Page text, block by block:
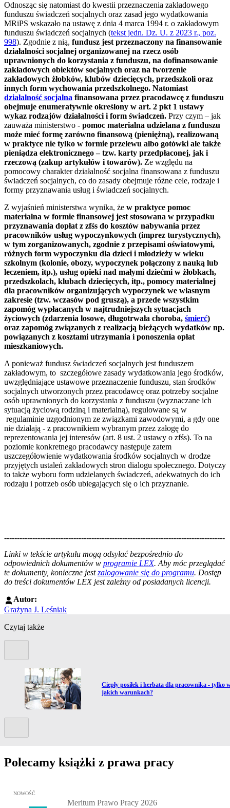
Odnosząc się natomiast do kwestii przeznaczenia zakładowego
funduszu świadczeń socjalnych oraz zasad jego wydatkowania
MRiPS wskazało na ustawę z dnia 4 marca 1994 r. o zakładowym
funduszu świadczeń socjalnych (tekst jedn. Dz. U. z 2023 r., poz.
998). Zgodnie z nią, fundusz jest przeznaczony na finansowanie
działalności socjalnej organizowanej na rzecz osób
uprawnionych do korzystania z funduszu, na dofinansowanie
zakładowych obiektów socjalnych oraz na tworzenie
zakładowych żłobków, klubów dziecięcych, przedszkoli oraz
innych form wychowania przedszkolnego. Natomiast
działalność socjalna finansowana przez pracodawcę z funduszu
obejmuje enumeratywnie określony w art. 2 pkt 1 ustawy
wykaz rodzajów działalności i form świadczeń. Przy czym – jak
zauważa ministerstwo - pomoc materialna udzielana z funduszu
może mieć formę zarówno finansową (pieniężną), realizowaną
w praktyce nie tylko w formie przelewu albo gotówki ale także
pieniądza elektronicznego – tzw. karty przedpłaconej, jak i
rzeczową (zakup artykułów i towarów). Ze względu na
pomocowy charakter działalność socjalna finansowana z funduszu
świadczeń socjalnych, co do zasady obejmuje różne cele, rodzaje i
formy przyznawania usług i świadczeń socjalnych.
Z wyjaśnień ministerstwa wynika, że w praktyce pomoc
materialna w formie finansowej jest stosowana w przypadku
przyznawania dopłat z zfśs do kosztów nabywania przez
pracowników usług wypoczynkowych (imprez turystycznych),
w tym zorganizowanych, zgodnie z przepisami oświatowymi,
różnych form wypoczynku dla dzieci i młodzieży w wieku
szkolnym (kolonie, obozy, wypoczynek połączony z nauką lub
leczeniem, itp.), usług opieki nad małymi dziećmi w żłobkach,
przedszkolach, klubach dziecięcych, itp., pomocy materialnej
dla pracowników organizujących wypoczynek we własnym
zakresie (tzw. wczasów pod gruszą), a przede wszystkim
zapomóg wypłacanych w najtrudniejszych sytuacjach
życiowych (zdarzenia losowe, długotrwała choroba, śmierć)
oraz zapomóg związanych z realizacją bieżących wydatków np.
powiązanych z kosztami utrzymania i ponoszenia opłat
mieszkaniowych.
A ponieważ fundusz świadczeń socjalnych jest funduszem
zakładowym, to szczegółowe zasady wydatkowania jego środków,
uwzględniające ustawowe przeznaczenie funduszu, stan środków
socjalnych utworzonych przez pracodawcę oraz potrzeby socjalne
osób uprawnionych do korzystania z funduszu (wyznaczane ich
sytuacją życiową rodziną i materialną), regulowane są w
regulaminie uzgodnionym ze związkami zawodowymi, a gdy one
nie działają - z pracownikiem wybranym przez załogę do
reprezentowania jej interesów (art. 8 ust. 2 ustawy o zfśs). To na
poziomie konkretnego pracodawcy następuje zatem
uszczegółowienie wydatkowania środków socjalnych w drodze
przyjętych ustaleń zakładowych stron dialogu społecznego. Dotyczy
to także wyboru form udzielanych świadczeń, adekwatnych do ich
rodzaju i potrzeb osób ubiegających się o ich przyznanie.
--------------------------------------------------------------------------------------
Linki w tekście artykułu mogą odsyłać bezpośrednio do
odpowiednich dokumentów w programie LEX. Aby móc przeglądać
te dokumenty, konieczne jestzalogowanie się do programu. Dostęp
do treści dokumentów LEX jest zależny od posiadanych licencji.
Autor:
Grażyna J. Leśniak
Czytaj także
Przejdź do artykułu:
Ciepły posiłek i herbata dla pracownika - tylko
jakich warunkach?
Polecamy książki z prawa pracy
Przejdź do: Meritum Prawo Pracy 2026, Kazimierz Jaśkowski -
NOWOŚĆ
Meritum Prawo Pracy 2026